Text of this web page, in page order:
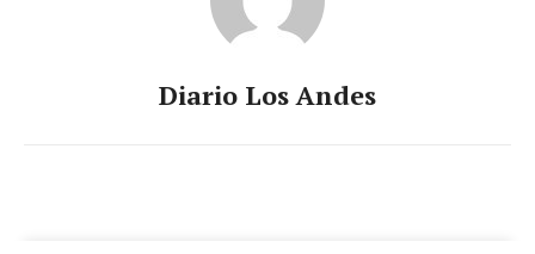
Diario Los Andes